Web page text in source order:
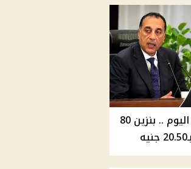
أسعار الوقود في مصر اليوم .. بنزين 80